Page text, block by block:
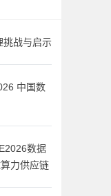
挑战与启示
中国数
数据
力供应链